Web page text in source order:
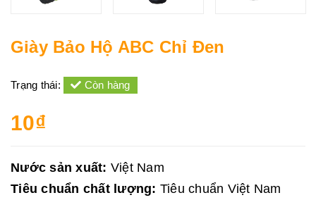
Giày Bảo Hộ ABC Chỉ Đen
Trạng thái: Còn hàng
10₫
Nước sản xuất: Việt Nam
Tiêu chuẩn chất lượng: Tiêu chuẩn Việt Nam